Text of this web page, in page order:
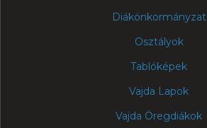
Diákönkormányzat
Osztályok
Tablóképek
Vajda Lapok
Vajda Öregdiákok